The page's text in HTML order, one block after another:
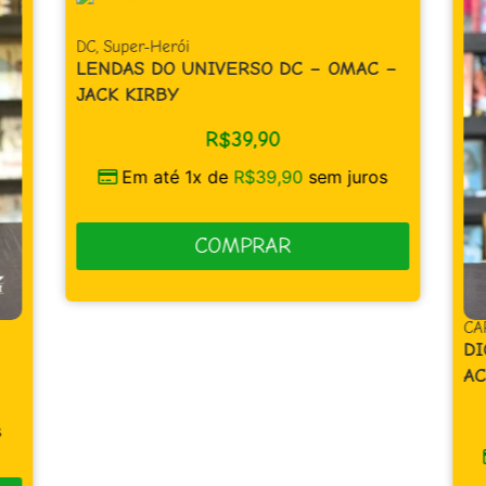
DC,Super-Herói
LENDAS DO UNIVERSO DC – OMAC –
JACK KIRBY
R$39,90
Em até 1x de R$39,90 sem juros
COMPRAR